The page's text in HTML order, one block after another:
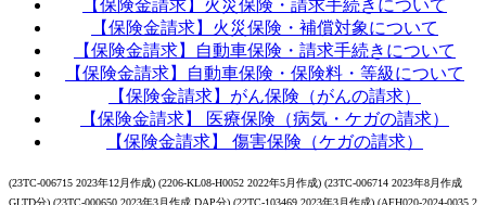
【保険金請求】火災保険・請求手続きについて
【保険金請求】火災保険・補償対象について
【保険金請求】自動車保険・請求手続きについて
【保険金請求】自動車保険・保険料・等級について
【保険金請求】がん保険（がんの請求）
【保険金請求】 医療保険（病気・ケガの請求）
【保険金請求】 傷害保険（ケガの請求）
(23TC-006715 2023年12月作成) (2206-KL08-H0052 2022年5月作成) (23TC-006714 2023年8月作成
GLTD分) (23TC-000650 2023年3月作成 DAP分) (22TC-103469 2023年3月作成) (AFH020-2024-0035 2